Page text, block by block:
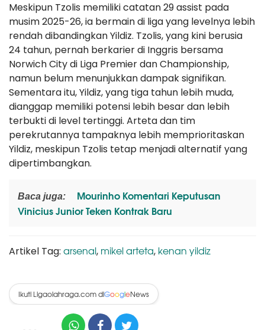
Meskipun Tzolis memiliki catatan 29 assist pada
musim 2025-26, ia bermain di liga yang levelnya lebih
rendah dibandingkan Yildiz. Tzolis, yang kini berusia
24 tahun, pernah berkarier di Inggris bersama
Norwich City di Liga Premier dan Championship,
namun belum menunjukkan dampak signifikan.
Sementara itu, Yildiz, yang tiga tahun lebih muda,
dianggap memiliki potensi lebih besar dan lebih
terbukti di level tertinggi. Arteta dan tim
perekrutannya tampaknya lebih memprioritaskan
Yildiz, meskipun Tzolis tetap menjadi alternatif yang
dipertimbangkan.
Baca juga:
Mourinho Komentari Keputusan
Vinicius Junior Teken Kontrak Baru
Artikel Tag: arsenal, mikel arteta, kenan yildiz
Ikuti Ligaolahraga.com diGoogleNews